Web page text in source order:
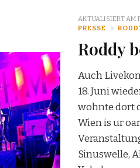
AKTUALISIERT AM
PRESSE
Roddy
Auch
18. Juni
wohnte dort
Wien is ur
Sinuswelle,